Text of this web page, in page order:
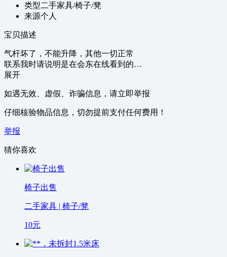
类型二手家具/椅子/凳
来源个人
宝贝描述
气杆坏了，不能升降，其他一切正常
联系我时请说明是在会东在线看到的…
展开
如遇无效、虚假、诈骗信息，请立即举报
仔细核验物品信息，切勿提前支付任何费用！
举报
猜你喜欢
椅子出售
二手家具 | 椅子/凳
10元